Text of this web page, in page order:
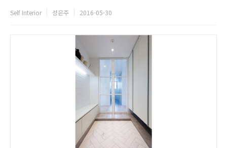
로 한층 더 밝고 화사한 느낌을 주었고, 아이들의 사진을 이용해 갤러리처럼
Self Interior 성은주 2016-05-30